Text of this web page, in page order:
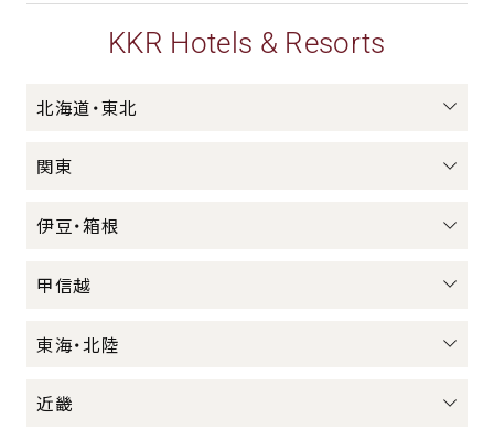
KKR Hotels & Resorts
北海道・東北
関東
伊豆・箱根
甲信越
東海・北陸
近畿